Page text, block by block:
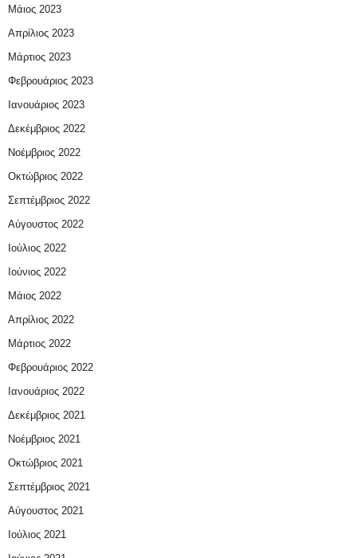
Μάιος 2023
Απρίλιος 2023
Μάρτιος 2023
Φεβρουάριος 2023
Ιανουάριος 2023
Δεκέμβριος 2022
Νοέμβριος 2022
Οκτώβριος 2022
Σεπτέμβριος 2022
Αύγουστος 2022
Ιούλιος 2022
Ιούνιος 2022
Μάιος 2022
Απρίλιος 2022
Μάρτιος 2022
Φεβρουάριος 2022
Ιανουάριος 2022
Δεκέμβριος 2021
Νοέμβριος 2021
Οκτώβριος 2021
Σεπτέμβριος 2021
Αύγουστος 2021
Ιούλιος 2021